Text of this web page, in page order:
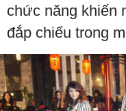
chức năng khiến
đắp chiếu trong